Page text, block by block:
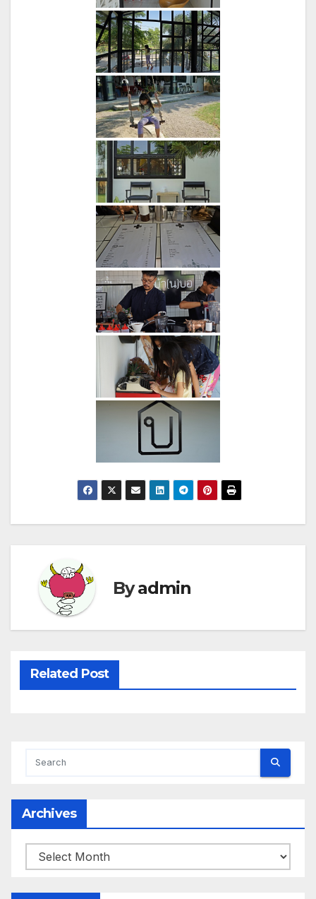
Byadmin
Related Post
Archives
Archives